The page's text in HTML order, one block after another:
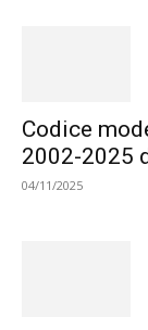
Codice
2002-2025
04/11/2025